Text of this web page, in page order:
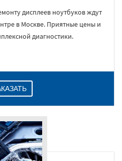
дисплеев ноутбуков ждут
в Москве. Приятные цены и
диагностики.